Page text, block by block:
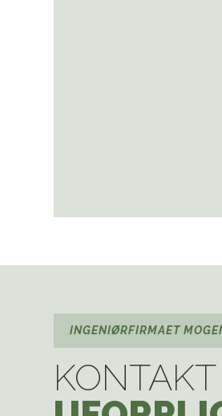
INGENIØRFIRMAET